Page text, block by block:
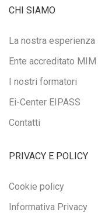
CHI SIAMO
La nostra esperienza
Ente accreditato MIM
I nostri formatori
Ei-Center EIPASS
Contatti
PRIVACY E POLICY
Cookie policy
Informativa Privacy